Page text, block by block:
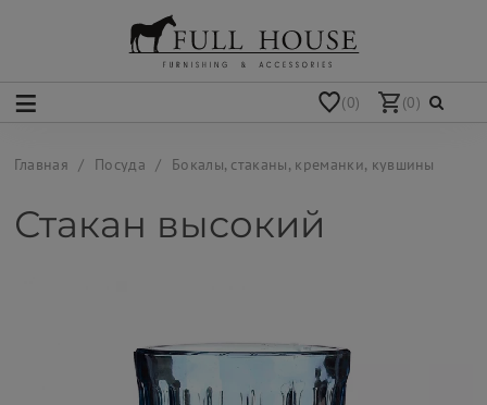
(0) (0)
Главная Посуда Бокалы, стаканы, креманки, кувшины
Стакан высокий